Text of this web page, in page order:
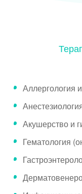
Аллергология
Акушерство и
Гематология